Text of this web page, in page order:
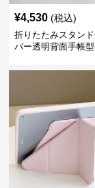
¥4,530 (税込)
折りたたみスタン
バー透明背面手帳